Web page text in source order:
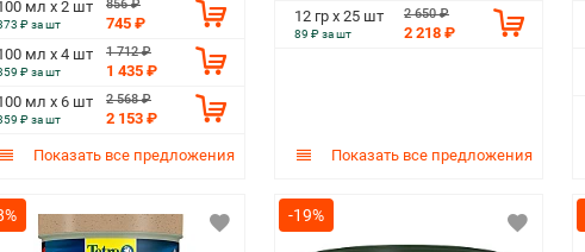
мл х 2 шт
₽ за шт
856 ₽
745 ₽
мл х 4 шт
₽ за шт
1 712 ₽
1 435 ₽
мл х 6 шт
₽ за шт
2 568 ₽
2 153 ₽
Показать все предложения
12 гр х 25 шт
89 ₽ за шт
2 650 ₽
2 218 ₽
Показать все предложения
-19%